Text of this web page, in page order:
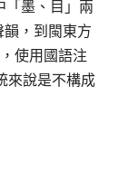
「墨、目」兩
，到閩東方
使用國語注
來說是不構成